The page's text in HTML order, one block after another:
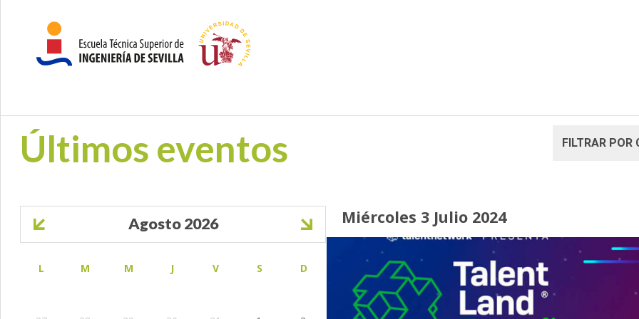
Últimos eventos
Miércoles 3 Julio 2024
Agosto 2026
L M M J V S D